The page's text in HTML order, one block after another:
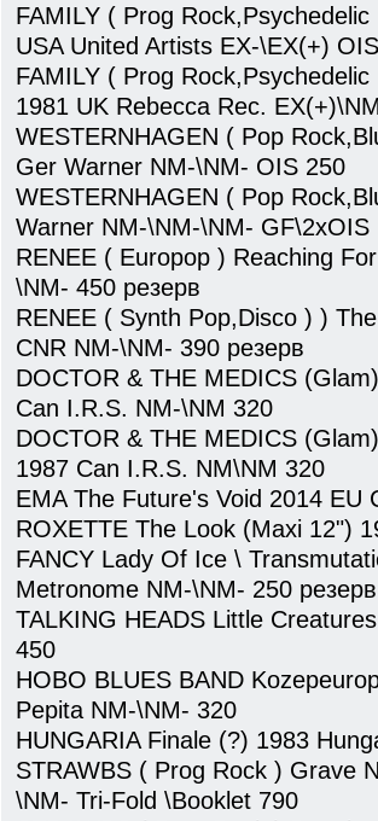
FAMILY ( Prog
USA United Artists EX-\EX(+)
FAMILY ( Prog
1981 UK Rebecca Rec.
WESTERNHAGEN ( Pop
Ger Warner NM-\NM- OIS 250
WESTERNHAGEN ( Pop
Warner NM-\NM-\NM- GF\2xOIS
RENEE ( Europop ) Reaching
\NM- 450 резерв
RENEE ( Synth Pop,Disco ) )
CNR NM-\NM- 390 резерв
DOCTOR & THE MEDICS
Can I.R.S. NM-\NM 320
DOCTOR & THE MEDICS
1987 Can I.R.S. NM\NM 320
EMA The Future's Void 2014 EU
ROXETTE The Look (Maxi 12")
FANCY Lady Of Ice \
Metronome NM-\NM- 250 резерв
TALKING HEADS Little
450
HOBO BLUES BAND
Pepita NM-\NM- 320
HUNGARIA Finale (?) 1983
STRAWBS ( Prog Rock ) Grave
\NM- Tri-Fold \Booklet 790